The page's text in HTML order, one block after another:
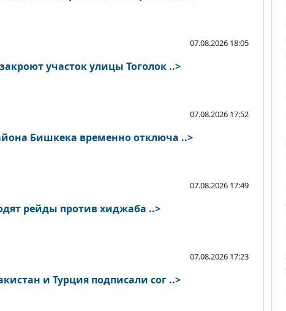
07.08.2026 18:05
В Бишкеке на ремонт закроют участок улицы Тоголок ..>
07.08.2026 17:52
Бишкека временно отключа ..>
07.08.2026 17:49
рейды против хиджаба ..>
07.08.2026 17:23
и Турция подписали сог ..>